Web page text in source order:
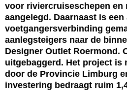
voor riviercruiseschepen en
aangelegd. Daarnaast is
voetgangersverbinding
aanlegsteigers naar de
Designer Outlet Roermond.
uitgebaggerd. Het project is
door de Provincie Limburg
investering bedraagt ruim